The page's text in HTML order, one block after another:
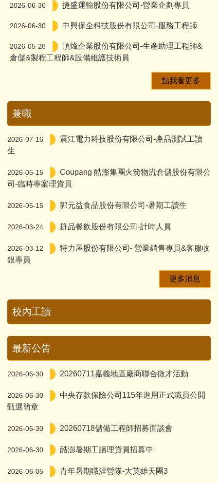
2026-06-30 捷盛運輸股份有限公司-營業企劃專員
2026-06-30 中興保全科技股份有限公司-服務工程師
2026-05-28
頂烽企業股份有限公司-生產助理工程師&
倉儲&製程工程師&設備維護技術員
點我看更多
兼職
2026-07-16
震江電力科技股份有限公司-產品測試工讀
生
2026-05-15
Coupang 酷澎集團火箭物流倉儲股份有限公
司-臨時專案理貨員
2026-05-15 郭元益食品股份有限公司-暑期工讀生
2026-03-24 群品餐飲股份有限公司-計時人員
2026-03-12
特力屋股份有限公司- 營業銷售專員&客服收
銀專員
更多消息
校內工讀
最新公告
2026-06-30 20260711嘉義地區廠商聯合徵才活動
2026-06-30
中央存款保險公司115年進用正式職員公開
甄選簡章
2026-06-30 20260718儲備工程師招募面談會
2026-06-30 酷澎暑期工讀理貨員招募中
2026-06-05 青年暑期職涯營隊-大英雄天團3